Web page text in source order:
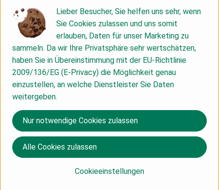
Zutaten
Nährwert-Info
Produktdatenblatt
Herkunft
Lieber Besucher, Sie helfen uns sehr, wenn
Sie Cookies zulassen und uns somit
erlauben, Daten für unser Marketing zu
sammeln. Da wir Ihre Privatsphäre sehr wertschätzen,
haben Sie in Übereinstimmung mit der EU-Richtlinie
2009/136/EG (E-Privacy) die Möglichkeit genau
einzustellen, an welche Dienstleister Sie Daten
weitergeben.
Cookieeinstellungen
Nur notwendige Cookies zulassen
Alle Cookies zulassen